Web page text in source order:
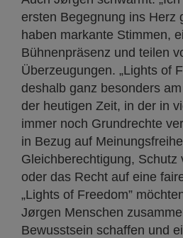
ersten Begegnung ins Herz
haben markante Stimmen,
Bühnenpräsenz und teilen
Überzeugungen. „Lights of
deshalb ganz besonders
der heutigen Zeit, in der in
immer noch Grundrechte
in Bezug auf
Gleichberechtigung, Schutz
oder das Recht auf eine
„Lights of Freedom”
Jørgen Menschen
Bewusstsein schaffen und